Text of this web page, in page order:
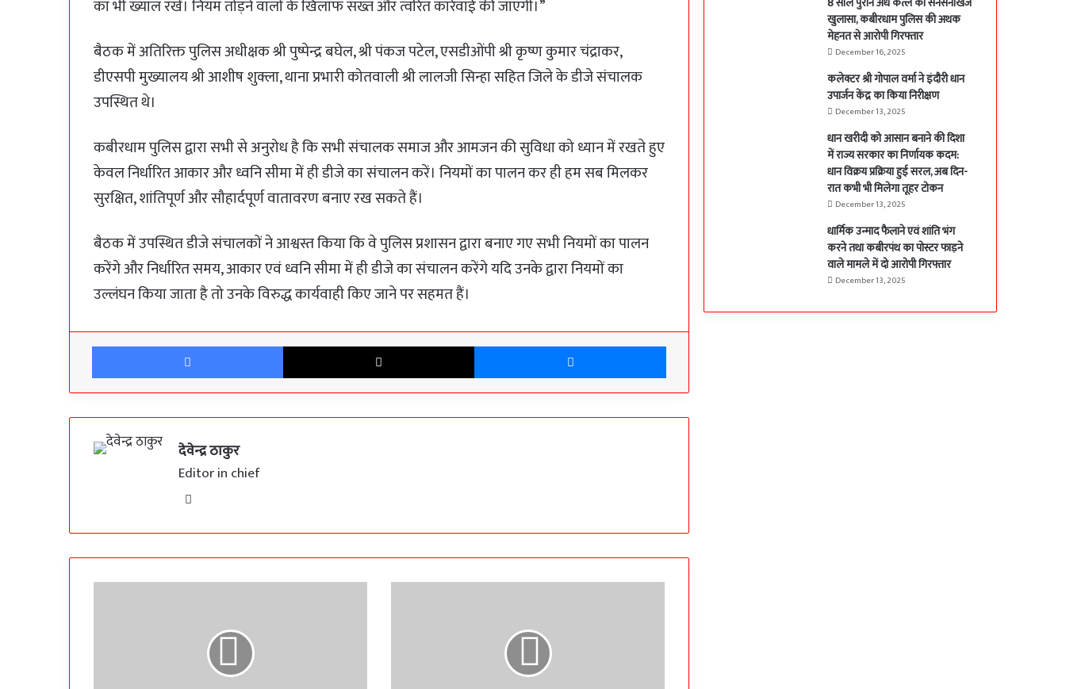
का भी ख्याल रखें। नियम तोड़ने वालों के खिलाफ सख्त और त्वरित कार्रवाई की जाएगी।”
बैठक में अतिरिक्त पुलिस अधीक्षक श्री पुष्पेन्द्र बघेल, श्री पंकज पटेल, एसडीओंपी श्री कृष्ण कुमार चंद्राकर,
डीएसपी मुख्यालय श्री आशीष शुक्ला, थाना प्रभारी कोतवाली श्री लालजी सिन्हा सहित जिले के डीजे संचालक
उपस्थित थे।
कबीरधाम पुलिस द्वारा सभी से अनुरोध है कि सभी संचालक समाज और आमजन की सुविधा को ध्यान में रखते हुए
केवल निर्धारित आकार और ध्वनि सीमा में ही डीजे का संचालन करें। नियमों का पालन कर ही हम सब मिलकर
सुरक्षित, शांतिपूर्ण और सौहार्दपूर्ण वातावरण बनाए रख सकते हैं।
बैठक में उपस्थित डीजे संचालकों ने आश्वस्त किया कि वे पुलिस प्रशासन द्वारा बनाए गए सभी नियमों का पालन
करेंगे और निर्धारित समय, आकार एवं ध्वनि सीमा में ही डीजे का संचालन करेंगे यदि उनके द्वारा नियमों का
उल्लंघन किया जाता है तो उनके विरुद्ध कार्यवाही किए जाने पर सहमत हैं।
Facebook X Messenger
देवेन्द्र ठाकुर
Editor in chief
सड़कों नवरात्र
खुलासा, कबीरधाम पुलिस की अथक
मेहनत से आरोपी गिरफ्तार
December 16, 2025
कलेक्टर श्री गोपाल वर्मा ने इंदौरी धान
उपार्जन केंद्र का किया निरीक्षण
December 13, 2025
धान खरीदी को आसान बनाने की दिशा
में राज्य सरकार का निर्णायक कदम:
धान विक्रय प्रक्रिया हुई सरल, अब दिन-
रात कभी भी मिलेगा तूहर टोकन
December 13, 2025
धार्मिक उन्माद फैलाने एवं शांति भंग
करने तथा कबीरपंथ का पोस्टर फाड़ने
वाले मामले में दो आरोपी गिरफ्तार
December 13, 2025